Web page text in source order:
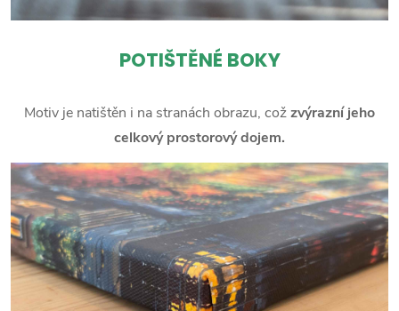
POTIŠTĚNÉ BOKY
Motiv je natištěn i na stranách obrazu, cožzvýrazní jeho
celkový prostorový dojem.